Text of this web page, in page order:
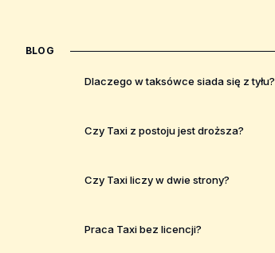
BLOG
Dlaczego w taksówce siada się z tyłu?
Czy Taxi z postoju jest droższa?
Czy Taxi liczy w dwie strony?
Praca Taxi bez licencji?